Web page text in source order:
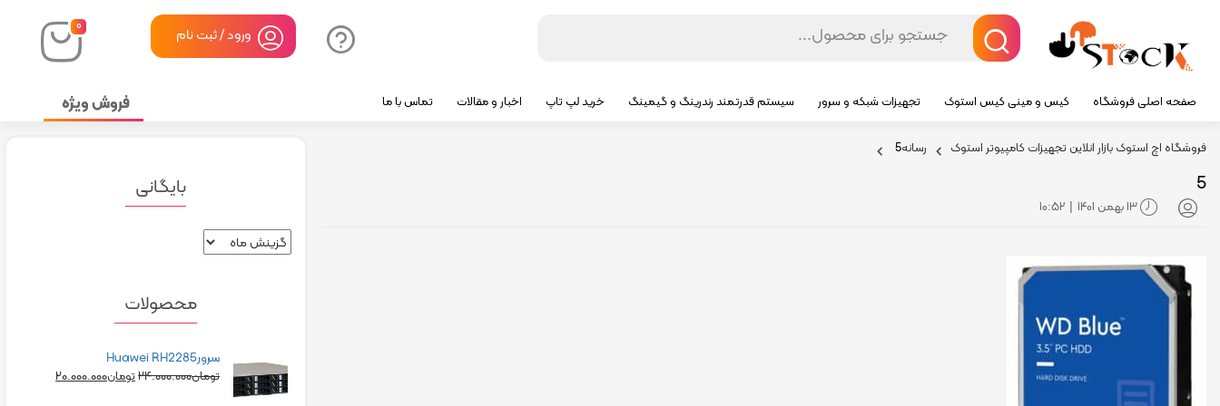
۰ ورود / ثبت نام
صفحه اصلی فروشگاه کیس و مینی کیس استوک تجهیزات شبکه و سرور سیستم قدرتمند رندرینگ و گیمینگ خرید لپ تاپ اخبار و مقالات تماس با ما فروش ویژه
فروشگاه اچ استوک بازار انلاین تجهیزات کامپیوتر استوک رسانه5
5
13 بهمن 1401 |
10:52
بایگانی
محصولات
سرورHuawei RH2285
تومان۲۴.۰۰۰.۰۰۰تومان۲۰.۰۰۰.۰۰۰